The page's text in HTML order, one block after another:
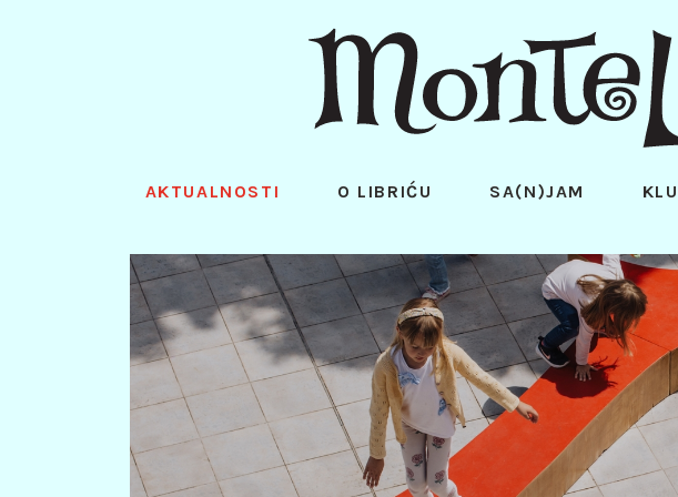
AKTUALNOSTI O LIBRIĆU SA(N)JAM